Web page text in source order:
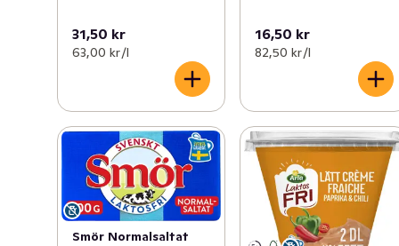
31,50 kr
63,00 kr /l
16,50 kr
82,50 kr /l
Smör Normalsaltat